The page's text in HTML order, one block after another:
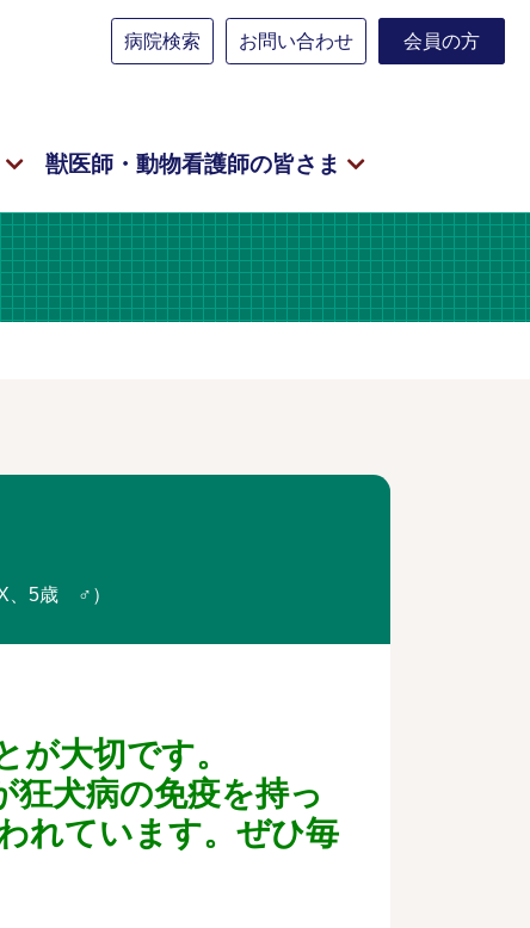
病院検索 お問い合わせ 会員の方
獣医師・動物看護師の皆さま
、5歳 ♂）
大切です。
狂犬病の免疫を持っ
れています。ぜひ毎